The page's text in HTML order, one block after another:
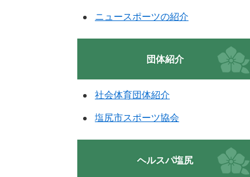
ニュースポーツの紹介
団体紹介
社会体育団体紹介
塩尻市スポーツ協会
ヘルスパ塩尻